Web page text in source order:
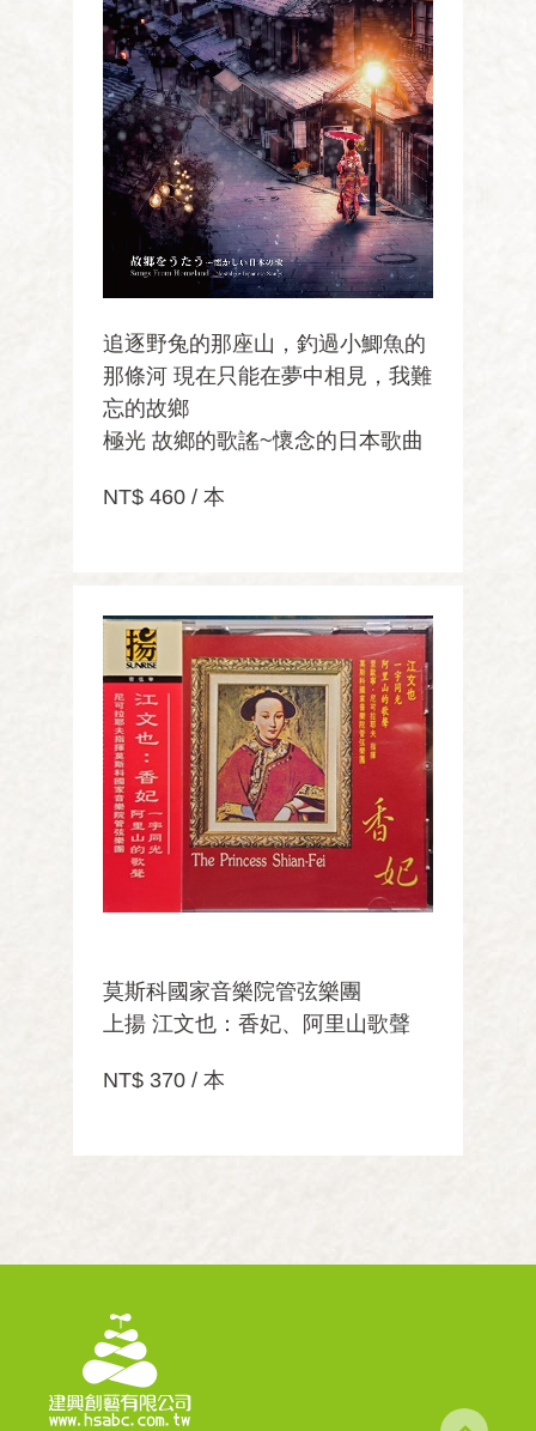
追逐野兔的那座山，釣過小鯽魚的
那條河 現在只能在夢中相見，我難
忘的故鄉
極光 故鄉的歌謠~懷念的日本歌曲
NT$ 460 / 本
莫斯科國家音樂院管弦樂團
上揚 江文也：香妃、阿里山歌聲
NT$ 370 / 本